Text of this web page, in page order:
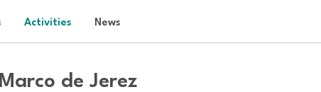
Activities News
de Jerez